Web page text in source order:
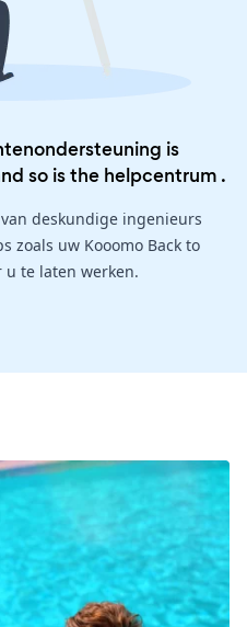
is
so is the helpcentrum .
deskundige ingenieurs
zoals uw Kooomo Back to
u te laten werken.